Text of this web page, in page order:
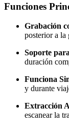
Funciones
Grabación
posterior a la
Soporte
duración
Funciona
y durante
Extracción
escanear la